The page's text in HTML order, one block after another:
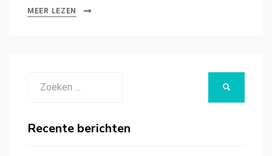
MEER LEZEN
naar:
Recente berichten